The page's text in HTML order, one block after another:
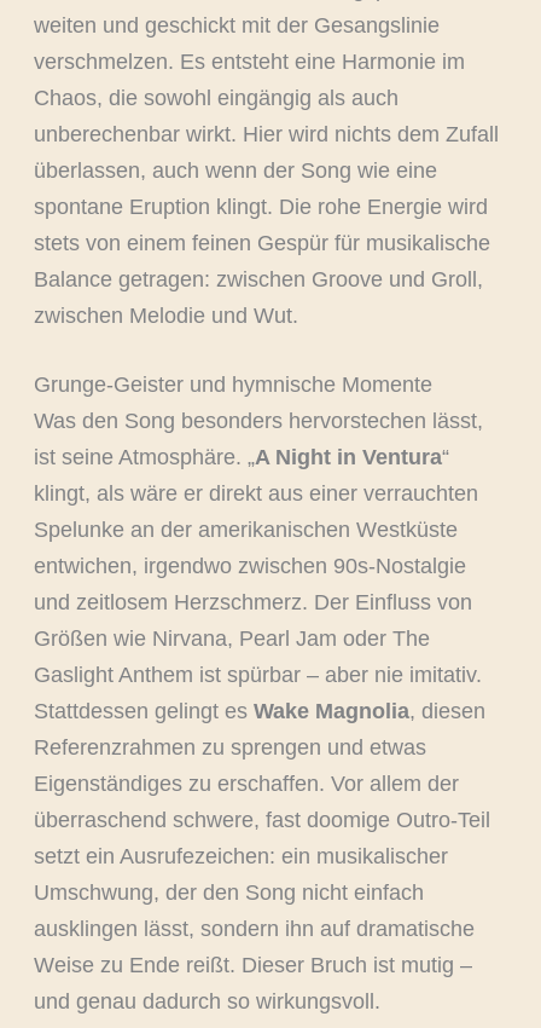
weiten und geschickt mit der Gesangslinie
verschmelzen. Es entsteht eine Harmonie im
Chaos, die sowohl eingängig als auch
unberechenbar wirkt. Hier wird nichts dem Zufall
überlassen, auch wenn der Song wie eine
spontane Eruption klingt. Die rohe Energie wird
stets von einem feinen Gespür für musikalische
Balance getragen: zwischen Groove und Groll,
zwischen Melodie und Wut.
Grunge-Geister und hymnische Momente
Was den Song besonders hervorstechen lässt,
ist seine Atmosphäre. „A Night in Ventura“
klingt, als wäre er direkt aus einer verrauchten
Spelunke an der amerikanischen Westküste
entwichen, irgendwo zwischen 90s-Nostalgie
und zeitlosem Herzschmerz. Der Einfluss von
Größen wie Nirvana, Pearl Jam oder The
Gaslight Anthem ist spürbar – aber nie imitativ.
Stattdessen gelingt es Wake Magnolia, diesen
Referenzrahmen zu sprengen und etwas
Eigenständiges zu erschaffen. Vor allem der
überraschend schwere, fast doomige Outro-Teil
setzt ein Ausrufezeichen: ein musikalischer
Umschwung, der den Song nicht einfach
ausklingen lässt, sondern ihn auf dramatische
Weise zu Ende reißt. Dieser Bruch ist mutig –
und genau dadurch so wirkungsvoll.